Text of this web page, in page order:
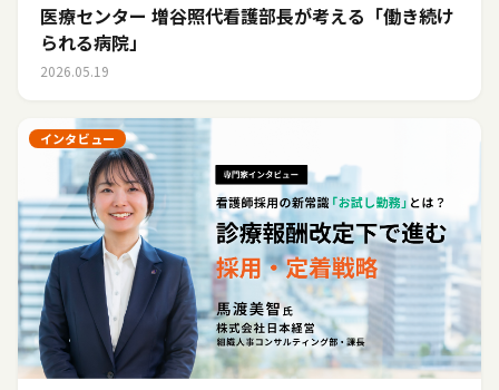
医療センター 増谷照代看護部長が考える「働き続け
られる病院」
2026.05.19
インタビュー